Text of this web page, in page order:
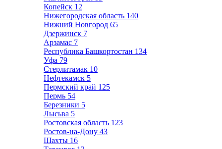
Копейск 12
Нижегородская область 140
Нижний Новгород 65
Дзержинск 7
Арзамас 7
Республика Башкортостан 134
Уфа 79
Стерлитамак 10
Нефтекамск 5
Пермский край 125
Пермь 54
Березники 5
Лысьва 5
Ростовская область 123
Ростов-на-Дону 43
Шахты 16